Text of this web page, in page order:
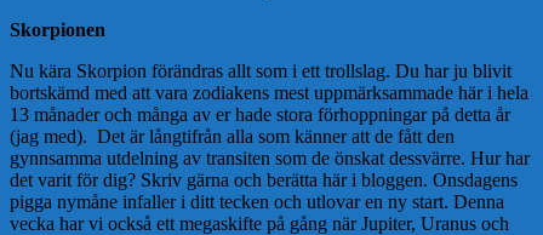
Skorpionen
Nu kära Skorpion förändras allt som i ett trollslag. Du har ju blivit
bortskämd med att vara zodiakens mest uppmärksammade här i hela
13 månader och många av er hade stora förhoppningar på detta år
(jag med). Det är långtifrån alla som känner att de fått den
gynnsamma utdelning av transiten som de önskat dessvärre. Hur har
det varit för dig? Skriv gärna och berätta här i bloggen. Onsdagens
pigga nymåne infaller i ditt tecken och utlovar en ny start. Denna
vecka har vi också ett megaskifte på gång när Jupiter, Uranus och